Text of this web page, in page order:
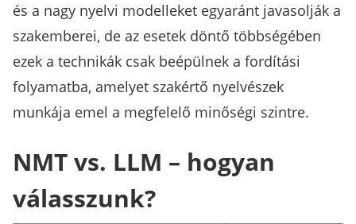
és a nagy nyelvi modelleket egyaránt javasolják a
szakemberei, de az esetek döntő többségében
ezek a technikák csak beépülnek a fordítási
folyamatba, amelyet szakértő nyelvészek
munkája emel a megfelelő minőségi szintre.
NMT vs. LLM – hogyan
válasszunk?